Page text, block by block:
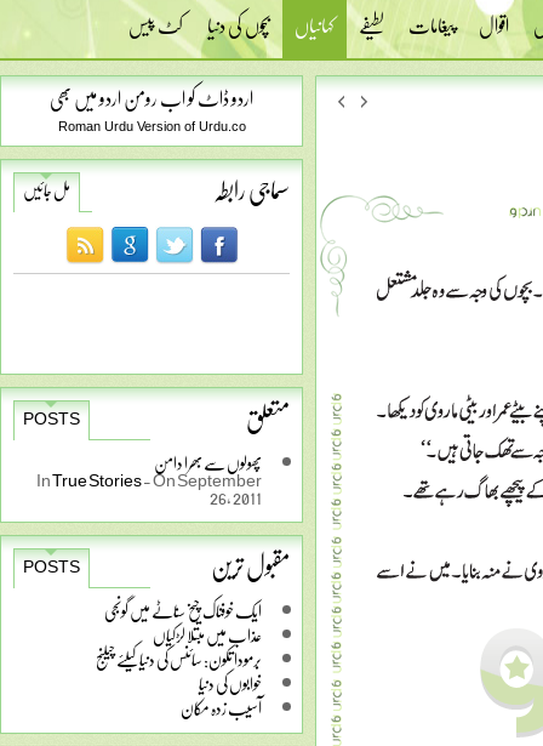
اقوال پیغامات لطیفے کہانیاں بچوں کی دنیا کٹ پیس
اردو ڈاٹ کو اب رومن اردو میں بھی
Roman Urdu Version of Urdu.co
سماجی رابطہ مل جائیں
متعلق
POSTS
پھولوں سے بھرا دامن
InTrue Stories-On September
26, 2011
مقبول ترین
POSTS
ایک خوفناک چیخ سناٹے میں گونجی
عذاب میں مبتلا لڑکیاں
برمودا تکون: سائنس کی دنیا کیلئے چیلنج
خوابوں کی دنیا
آسیب زدہ مکان